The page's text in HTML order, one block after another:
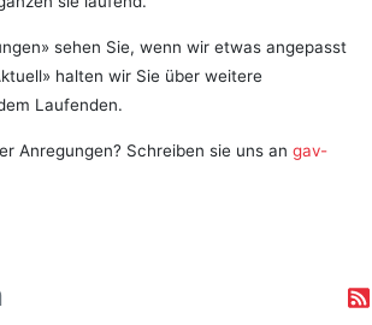
sehen Sie, wenn wir etwas angepasst
halten wir Sie über weitere
Laufenden.
Anregungen? Schreiben sie uns an gav-